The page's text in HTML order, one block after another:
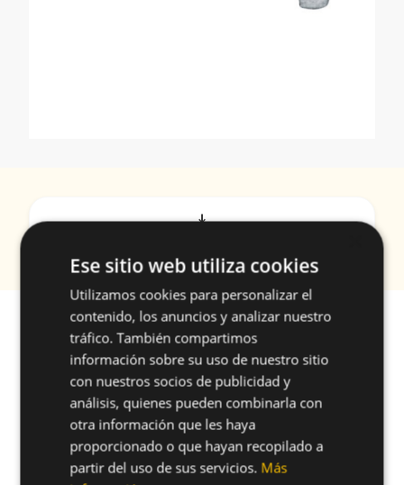
download
Referencias Aplicaciones
Ø Tornillo
(mm)
unfold_more
Longitud
(mm)
X825933 8 25
Ese sitio web utiliza cookies
Utilizamos cookies para personalizar el
contenido, los anuncios y analizar nuestro
tráfico. También compartimos
información sobre su uso de nuestro sitio
con nuestros socios de publicidad y
análisis, quienes pueden combinarla con
otra información que les haya
proporcionado o que hayan recopilado a
partir del uso de sus servicios. Más